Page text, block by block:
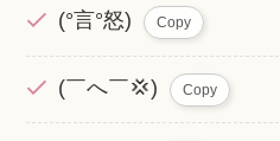
(°言°怒) Copy
(￣へ￣💢) Copy